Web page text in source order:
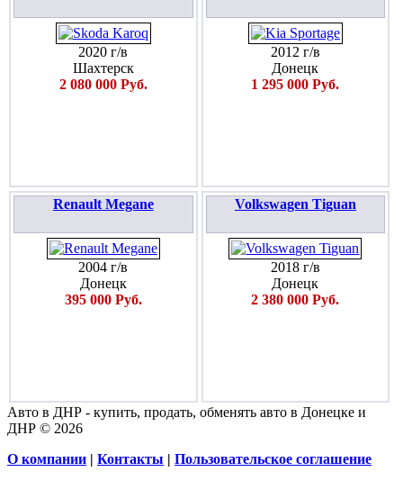
2020 г/в
Шахтерск
2 080 000 Руб.
2012 г/в
Донецк
1 295 000 Руб.
Renault Megane
2004 г/в
Донецк
395 000 Руб.
Volkswagen Tiguan
2018 г/в
Донецк
2 380 000 Руб.
Авто в ДНР - купить, продать, обменять авто в Донецке и
ДНР © 2026
О компании | Контакты | Пользовательское соглашение